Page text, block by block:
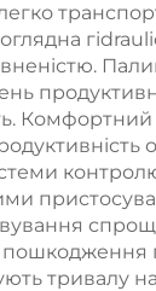
Комфортний
тривалу